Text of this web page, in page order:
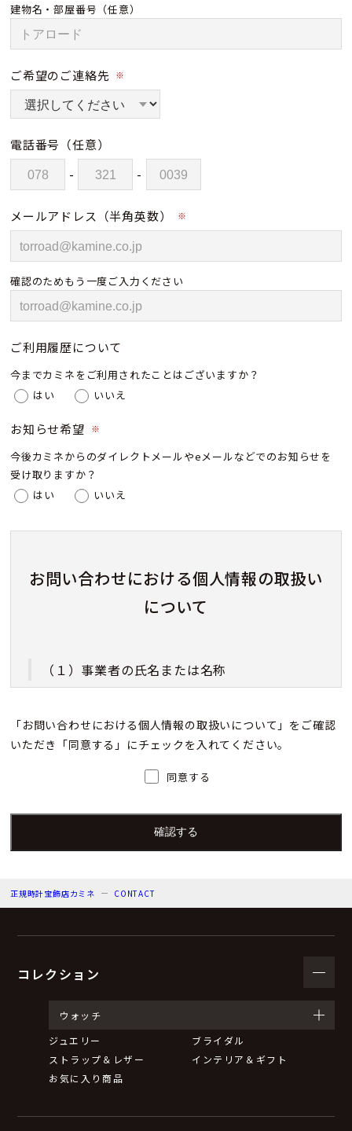
建物名・部屋番号 （任意）
ご希望のご連絡先 ※
電話番号 （任意）
- -
メールアドレス（半角英数） ※
確認のためもう一度ご入力ください
ご利用履歴について
今までカミネをご利用されたことはございますか？
はい
いいえ
お知らせ希望 ※
今後カミネからのダイレクトメールやeメールなどでのお知らせを
受け取りますか？
はい
いいえ
お問い合わせにおける個人情報の取扱い
について
（１）事業者の氏名または名称
株式会社カミネ
人）の氏名又は職名、所属及び連絡先
個人情報保護管理者：上根 彩
（３）個人情報の利用目的
弊社からのお知らせ等の情報をお送りするため。
（４）個人情報の第三者提供について
取得した個人情報は、法令等による場合を除いて第三者
に提供することはありません。
（５）個人情報の取扱いの委託について
「お問い合わせにおける個人情報の取扱いについて」をご確認
いただき「同意する」にチェックを入れてください。
同意する
正規時計宝飾店カミネ CONTACT
コレクション
ウォッチ
ジュエリー
ブライダル
ストラップ＆レザー
インテリア＆ギフト
お気に入り商品